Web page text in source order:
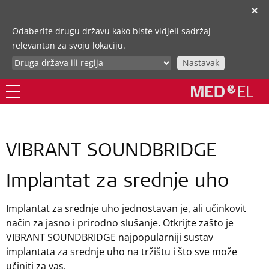
✕
Odaberite drugu državu kako biste vidjeli sadržaj
relevantan za svoju lokaciju.
Nastavak
VIBRANT SOUNDBRIDGE
Implantat za srednje uho
Implantat za srednje uho jednostavan je, ali učinkovit
način za jasno i prirodno slušanje. Otkrijte zašto je
VIBRANT SOUNDBRIDGE najpopularniji sustav
implantata za srednje uho na tržištu i što sve može
učiniti za vas.